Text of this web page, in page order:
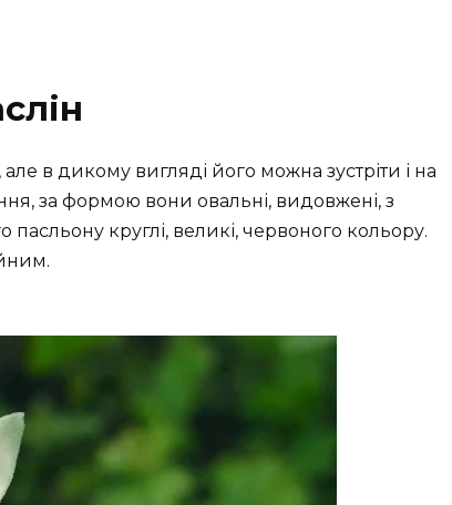
в дикому вигляді його можна зустріти і на
за формою вони овальні, видовжені, з
круглі, великі, червоного кольору.